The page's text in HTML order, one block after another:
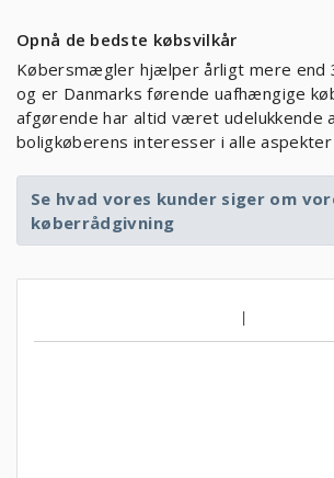
Opnå de bedste købsvilkår
Købersmægler hjælper årligt mere end
og er Danmarks førende uafhængige
afgørende har altid været udelukkende
boligkøberens interesser i alle aspekter
Se hvad vores kunder siger om
køberrådgivning